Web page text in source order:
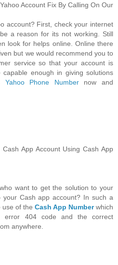
Account Fix By Calling On Our
account? First, check your internet
a reason for its not working. Still
look for helps online. Online there
but we would recommend you to
service so that your account is
enough in giving solutions
Yahoo Phone Numbernow and
App Account Using Cash App
want to get the solution to your
your Cash app account? In such a
use of the Cash App Numberwhich
error 404 code and the correct
anywhere.